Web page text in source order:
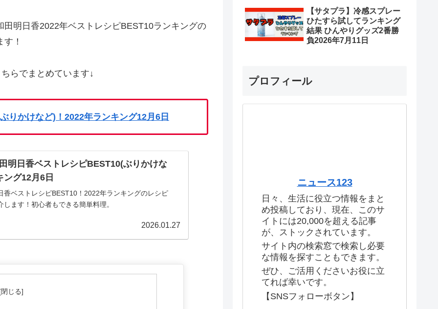
明日香2022年ベストレシピBEST10ランキングの
！
らでまとめています↓
りかけなど)！2022年ランキング12月6日
明日香ベストレシピBEST10(ぶりかけな
グ12月6日
香ベストレシピBEST10！2022年ランキングのレシピ
ます！初心者もできる簡単料理。
2026.01.27
【サタプラ】冷感スプレー
ひたすら試してランキング
結果 ひんやりグッズ2番勝
負2026年7月11日
プロフィール
ニュース123
日々、生活に役立つ情報をまと
め投稿しており、現在、このサ
イトには20,000を超える記事
が、ストックされています。
サイト内の検索窓で検索し必要
な情報を探すこともできます。
ぜひ、ご活用くださいお役に立
てれば幸いです。
【SNSフォローボタン】